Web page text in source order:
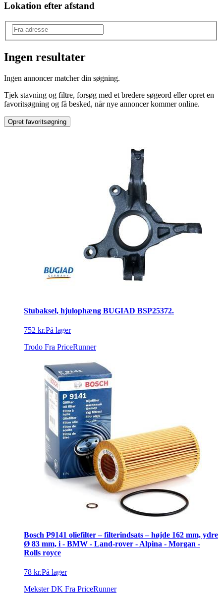
Lokation efter afstand
Ford
Ingen resultater
Ingen annoncer matcher din søgning.
Tjek stavning og filtre, forsøg med et bredere søgeord eller opret en
favoritsøgning og få besked, når nye annoncer kommer online.
Opret favoritsøgning
Stubaksel, hjulophæng BUGIAD BSP25372.
752 kr.På lager
Trodo Fra PriceRunner
Bosch P9141 oliefilter – filterindsats – højde 162 mm, ydre
Ø 83 mm, i - BMW - Land-rover - Alpina - Morgan -
Rolls royce
78 kr.På lager
Mekster DK Fra PriceRunner